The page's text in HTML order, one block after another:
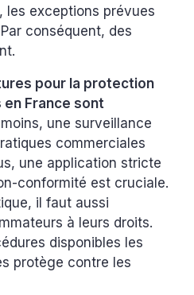
les exceptions prévues
conséquent, des
pour la protection
France sont
une surveillance
commerciales
une application stricte
conformité est cruciale.
il faut aussi
à leurs droits.
disponibles les
protège contre les